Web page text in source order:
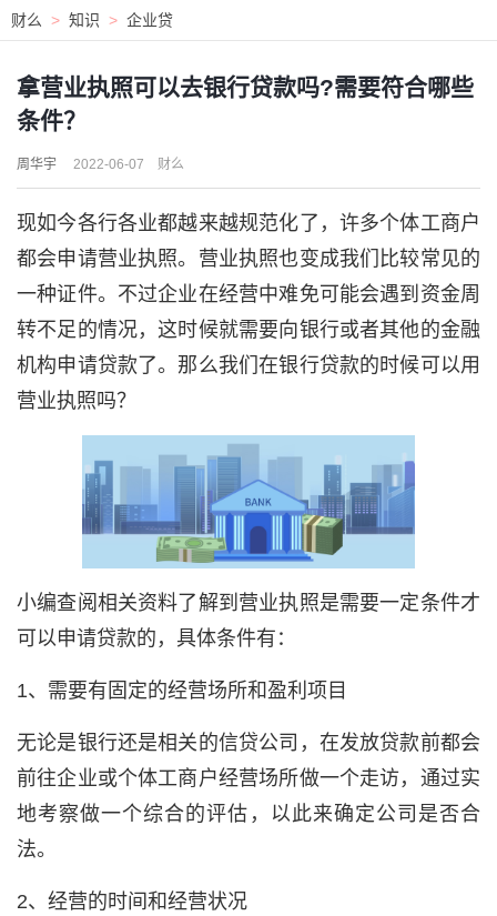
财么 > 知识 > 企业贷
拿营业执照可以去银行贷款吗?需要符合哪些
条件？
周华宇 2022-06-07 财么
现如今各行各业都越来越规范化了，许多个体工商户
都会申请营业执照。营业执照也变成我们比较常见的
一种证件。不过企业在经营中难免可能会遇到资金周
转不足的情况，这时候就需要向银行或者其他的金融
机构申请贷款了。那么我们在银行贷款的时候可以用
营业执照吗？
小编查阅相关资料了解到营业执照是需要一定条件才
可以申请贷款的，具体条件有：
1、需要有固定的经营场所和盈利项目
无论是银行还是相关的信贷公司，在发放贷款前都会
前往企业或个体工商户经营场所做一个走访，通过实
地考察做一个综合的评估，以此来确定公司是否合
法。
2、经营的时间和经营状况